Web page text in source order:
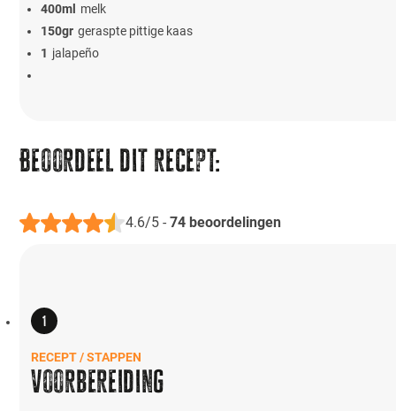
400ml melk
150gr geraspte pittige kaas
1 jalapeño
Beoordeel dit recept:
4.6/5- 74beoordelingen
RECEPT / STAPPEN
Voorbereiding